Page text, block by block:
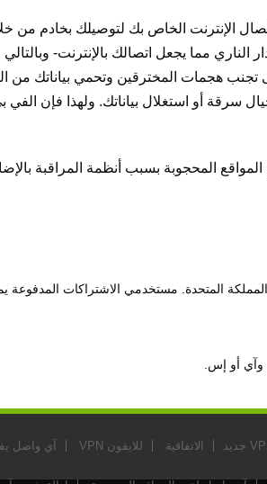
الناري مما يجعل اتصالك بالإنترنت-
هجمات المخترقين وتحمي بياناتك من
سرقة أو استغلال بياناتك. ولهذا فإن
المحجوبة بسبب أنظمة المراقبة
الاتفاقية للايفون VPN آي واصل